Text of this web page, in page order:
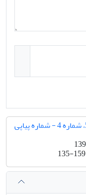
دوره 5، شماره 4 - شماره پیاپی
135-159